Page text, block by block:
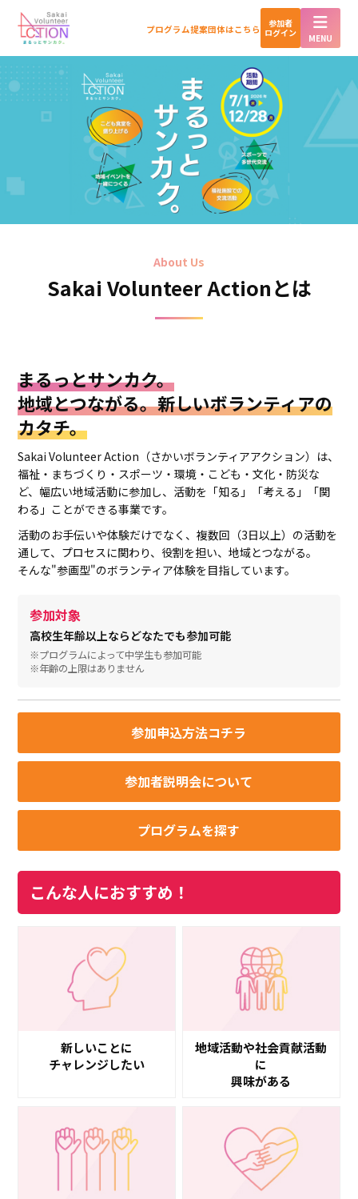
プログラム提案団体はこちら
参加者
ログイン
t
o
e
n
MENU
About Us
Sakai Volunteer Actionとは
まるっとサンカク。
地域とつながる。新しいボランティアの
カタチ。
Sakai Volunteer Action（さかいボランティアアクション）は、
福祉・まちづくり・スポーツ・環境・こども・文化・防災な
ど、幅広い地域活動に参加し、活動を「知る」「考える」「関
わる」ことができる事業です。
活動のお手伝いや体験だけでなく、複数回（3日以上）の活動を
通して、プロセスに関わり、役割を担い、地域とつながる。
そんな"参画型"のボランティア体験を目指しています。
参加対象
高校生年齢以上ならどなたでも参加可能
※プログラムによって中学生も参加可能
※年齢の上限はありません
参加申込方法コチラ
参加者説明会について
プログラムを探す
こんな人におすすめ！
新しいことに
チャレンジしたい
地域活動や社会貢献活動
に
興味がある